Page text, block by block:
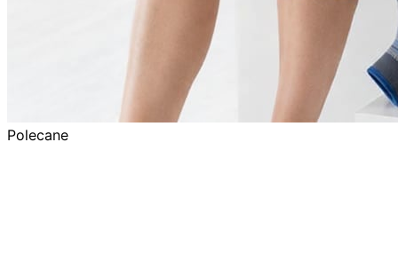
Polecane